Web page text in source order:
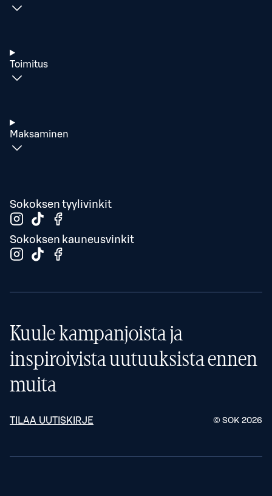
Toimitus
Maksaminen
Sokoksen tyylivinkit
Sokoksen kauneusvinkit
Kuule kampanjoista ja
inspiroivista uutuuksista ennen
muita
TILAA UUTISKIRJE © SOK 2026